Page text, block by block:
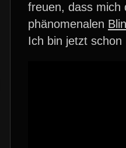
freuen, dass
phänomenalen
Ich bin jetzt